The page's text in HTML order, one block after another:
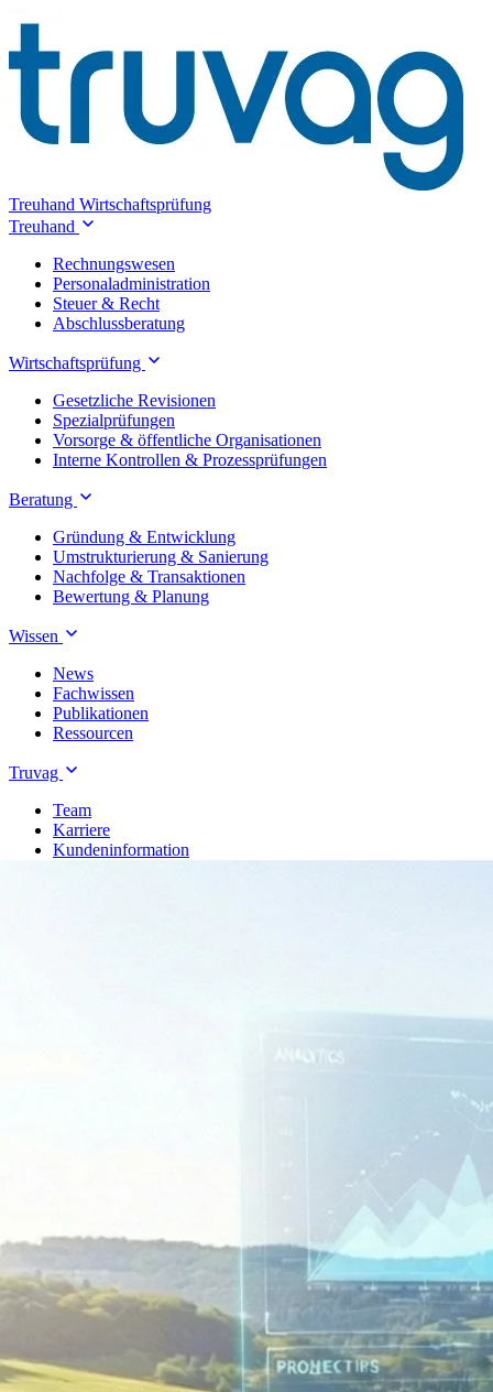
Treuhand Wirtschaftsprüfung
Treuhand
Rechnungswesen
Personaladministration
Steuer & Recht
Abschlussberatung
Wirtschaftsprüfung
Gesetzliche Revisionen
Spezialprüfungen
Vorsorge & öffentliche Organisationen
Interne Kontrollen & Prozessprüfungen
Beratung
Gründung & Entwicklung
Umstrukturierung & Sanierung
Nachfolge & Transaktionen
Bewertung & Planung
Wissen
News
Fachwissen
Publikationen
Ressourcen
Truvag
Team
Karriere
Kundeninformation
Gesetzliche Revisionen
Spezialprüfungen
Vorsorge & öffentliche Organisationen
Interne Kontrollen & Prozessprüfungen
Beratung